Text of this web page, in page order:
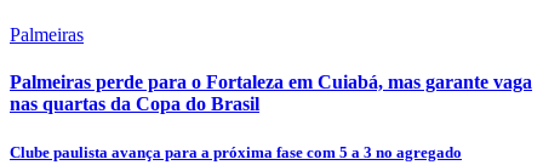
Palmeiras
Palmeiras perde para o Fortaleza em Cuiabá, mas garante vaga
nas quartas da Copa do Brasil
Clube paulista avança para a próxima fase com 5 a 3 no agregado